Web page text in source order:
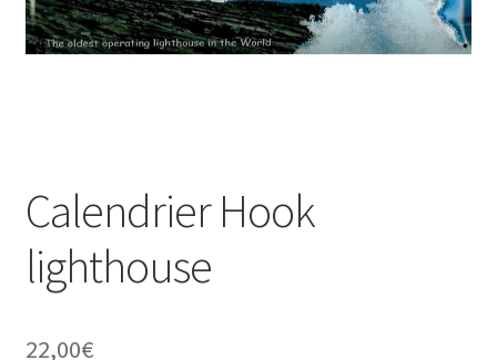
Calendrier Hook
lighthouse
22,00€